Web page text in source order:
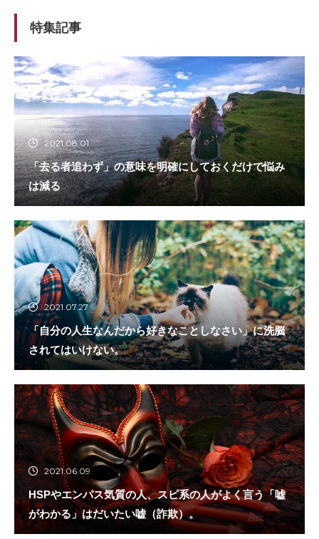
特集記事
2021.08.01
「去る者追わず」の意味を明確にしておくだけで悩み
は減る
2021.07.27
「自分の人生なんだから好きなことしなさい」に洗脳
されてはいけない。
2021.06.09
HSPやエンパス気質の人、スピ系の人がよく言う「嘘
がわかる」はだいたい嘘（詐欺）。